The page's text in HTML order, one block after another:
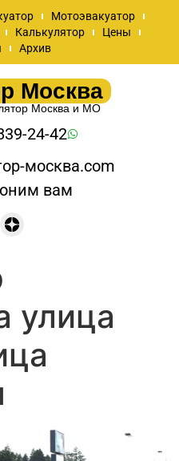
Мотоэвакуатор
Калькулятор
Цены
Архив
Москва
Москва и МО
24-42
москва.com
вам
улица